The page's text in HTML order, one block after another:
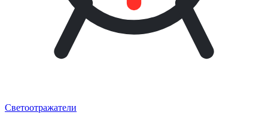
Светоотражатели